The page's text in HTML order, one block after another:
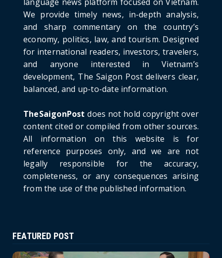
HOTNEWS
Detailed Analysis of the Cooling-off Period
Law in Timeshare...
June 21, 2026
HOTNEWS
Prime Minister Lê Minh Hưng’s Visit to
Russia: A New Step Fo...
HOTNEWS
Politburo: Strictly Handle Acts of Using
Pirated Software, C...
June 21, 2026
We provide timely news, in-depth analysis,
and sharp commentary on the country’s
economy, politics, law, and tourism. Designed
for international readers, investors, travelers,
and anyone interested in Vietnam’s
development, The Saigon Post delivers clear,
balanced, and up-to-date information.
TheSaigonPost does not hold copyright over
content cited or compiled from other sources.
All information on this website is for
reference purposes only, and we are not
legally responsible for the accuracy,
completeness, or any consequences arising
from the use of the published information.
FEATURED POST